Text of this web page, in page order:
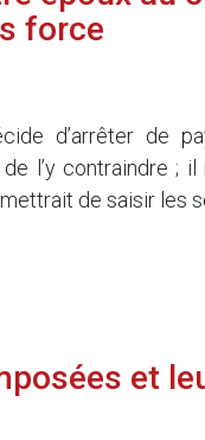
force
d’arrêter de
l’y contraindre ; il
de saisir les
et